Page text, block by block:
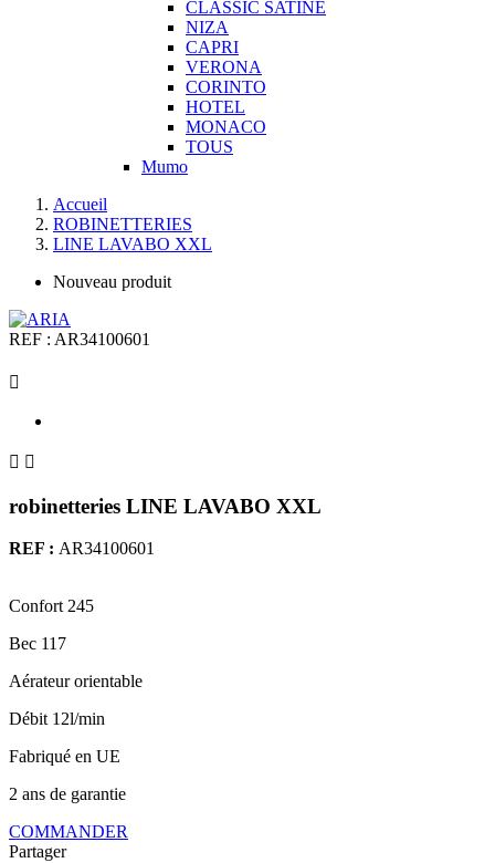
CLASSIC SATINE
NIZA
CAPRI
VERONA
CORINTO
HOTEL
MONACO
TOUS
Mumo
Accueil
ROBINETTERIES
LINE LAVABO XXL
Nouveau produit
REF : AR34100601

 
robinetteries LINE LAVABO XXL
REF : AR34100601
Confort 245
Bec 117
Aérateur orientable
Débit 12l/min
Fabriqué en UE
2 ans de garantie
COMMANDER
Partager